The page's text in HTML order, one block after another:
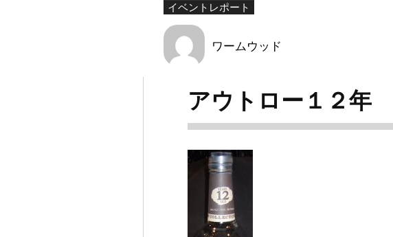
イベントレポート
ワームウッド
アウトロー１２年